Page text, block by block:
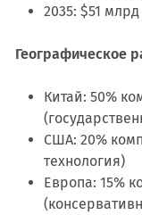
2035: $51
Географическое
Китай: 50%
США: 20%
технология)
Европа: 15%